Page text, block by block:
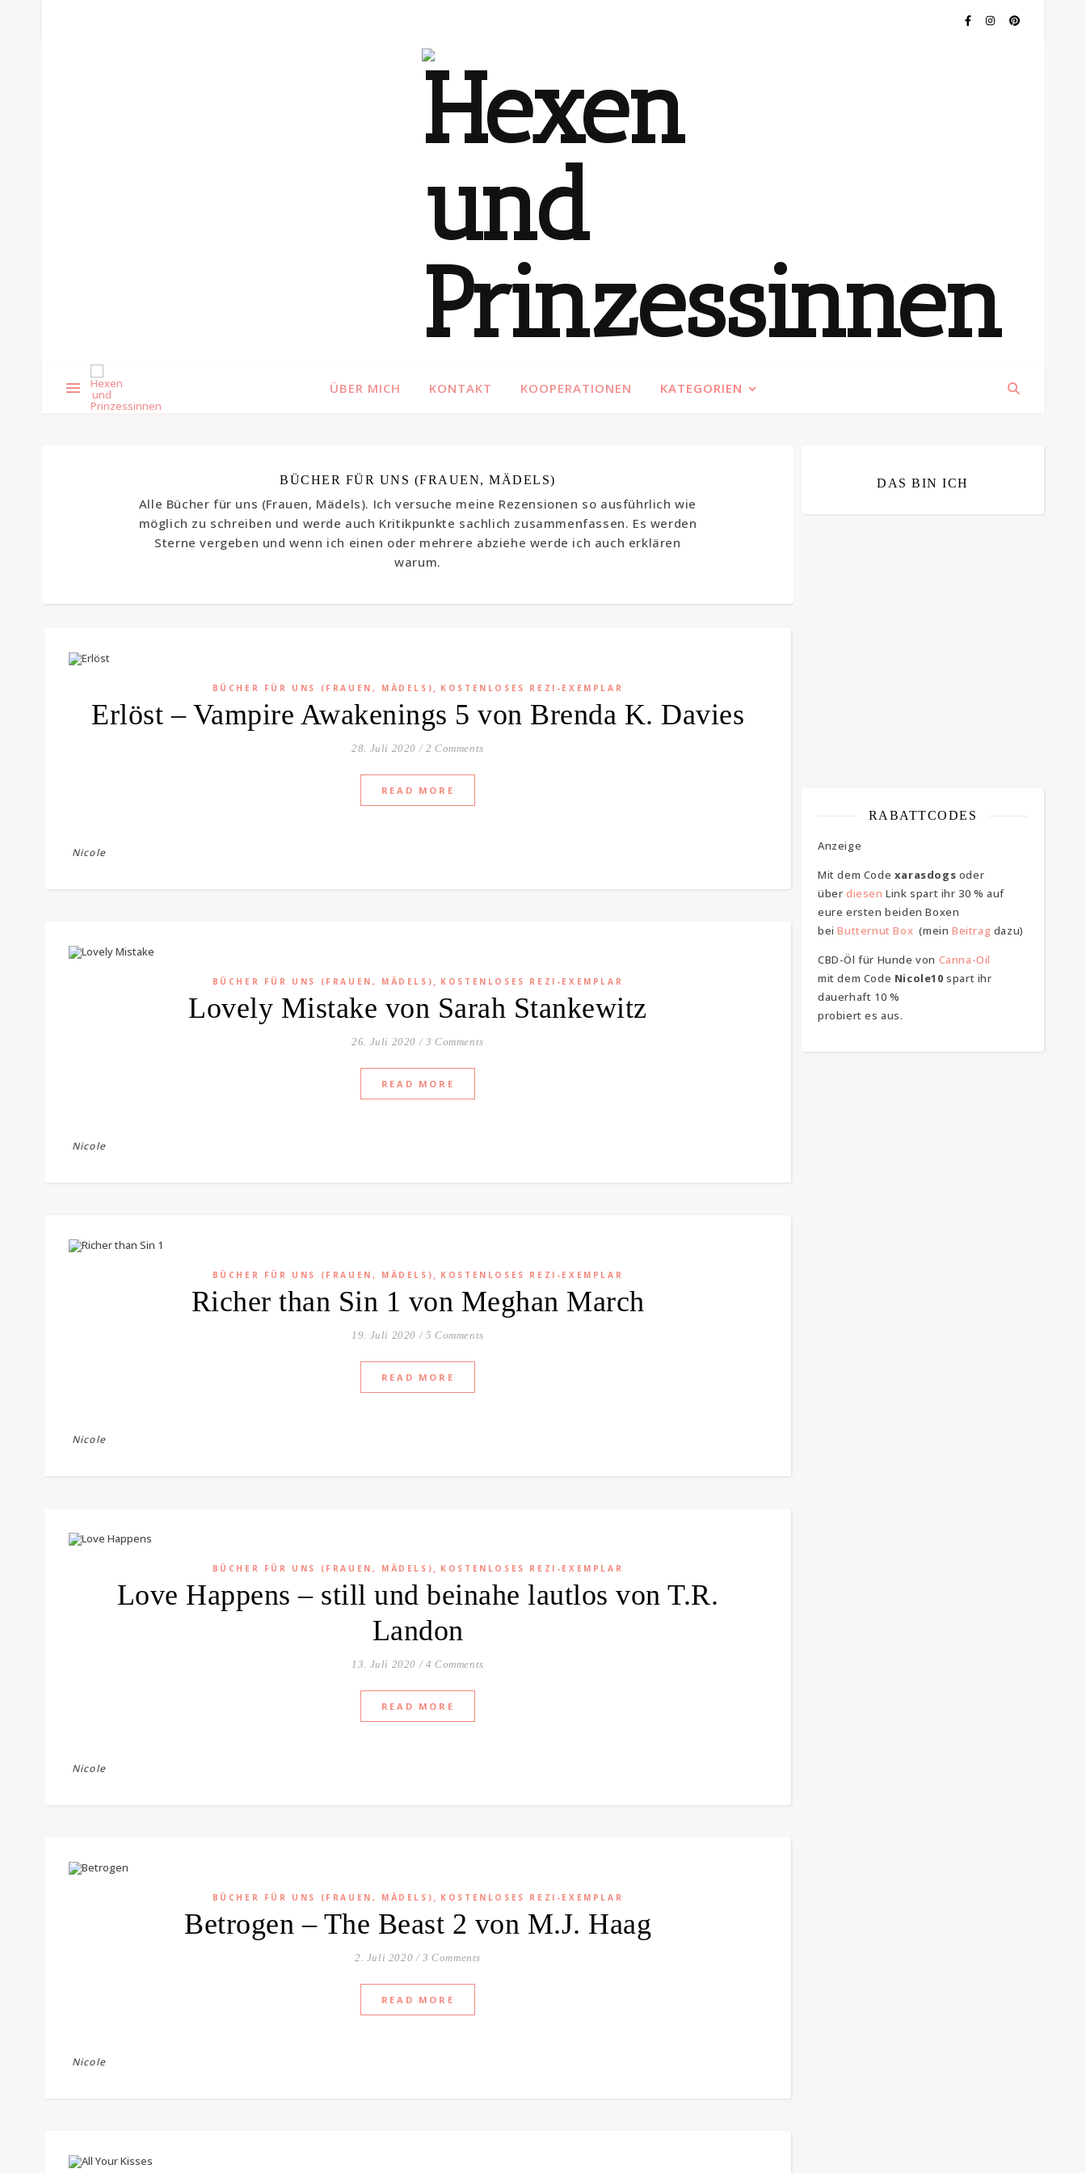
ÜBER MICH KONTAKT KOOPERATIONEN KATEGORIEN
BÜCHER FÜR UNS (FRAUEN, MÄDELS)
Alle Bücher für uns (Frauen, Mädels). Ich versuche meine Rezensionen so ausführlich wie
möglich zu schreiben und werde auch Kritikpunkte sachlich zusammenfassen. Es werden
Sterne vergeben und wenn ich einen oder mehrere abziehe werde ich auch erklären
warum.
BÜCHER FÜR UNS (FRAUEN, MÄDELS) , KOSTENLOSES REZI-EXEMPLAR
Erlöst – Vampire Awakenings 5 von Brenda K. Davies
28. Juli 2020 / 2 Comments
READ MORE
Nicole
BÜCHER FÜR UNS (FRAUEN, MÄDELS) , KOSTENLOSES REZI-EXEMPLAR
Lovely Mistake von Sarah Stankewitz
26. Juli 2020 / 3 Comments
READ MORE
Nicole
BÜCHER FÜR UNS (FRAUEN, MÄDELS) , KOSTENLOSES REZI-EXEMPLAR
Richer than Sin 1 von Meghan March
19. Juli 2020 / 5 Comments
READ MORE
Nicole
BÜCHER FÜR UNS (FRAUEN, MÄDELS) , KOSTENLOSES REZI-EXEMPLAR
Love Happens – still und beinahe lautlos von T.R.
Landon
13. Juli 2020 / 4 Comments
READ MORE
Nicole
BÜCHER FÜR UNS (FRAUEN, MÄDELS) , KOSTENLOSES REZI-EXEMPLAR
Betrogen – The Beast 2 von M.J. Haag
2. Juli 2020 / 3 Comments
READ MORE
Nicole
DAS BIN ICH
RABATTCODES
Anzeige
Mit dem Code xarasdogs oder
über diesen Link spart ihr 30 % auf
eure ersten beiden Boxen
beiButternut Box (meinBeitrag dazu)
CBD-Öl für Hunde von Canna-Oil
mit dem Code Nicole10 spart ihr
dauerhaft 10 %
probiert es aus.